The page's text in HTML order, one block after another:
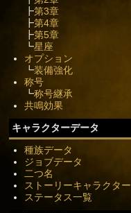
┣第3章
┣第4章
┣第5章
┗星座
オプション
┗装備強化
称号
┗称号継承
共鳴効果
キャラクターデータ
種族データ
ジョブデータ
二つ名
ストーリーキャラクター
ステータス一覧